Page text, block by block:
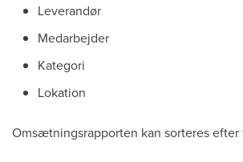
Leverandør
Medarbejder
Kategori
Lokation
Omsætningsrapporten kan sorteres efter